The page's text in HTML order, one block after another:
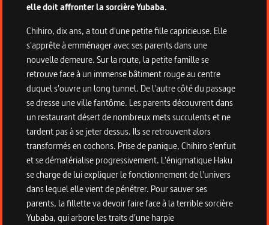
elle doit affronter la sorcière Yubaba.
Chihiro, dix ans, a tout d'une petite fille capricieuse. Elle
s'apprête à emménager avec ses parents dans une
nouvelle demeure. Sur la route, la petite famille se
retrouve face à un immense bâtiment rouge au centre
duquel s'ouvre un long tunnel. De l'autre côté du passage
se dresse une ville fantôme. Les parents découvrent dans
un restaurant désert de nombreux mets succulents et ne
tardent pas à se jeter dessus. Ils se retrouvent alors
transformés en cochons. Prise de panique, Chihiro s'enfuit
et se dématérialise progressivement. L'énigmatique Haku
se charge de lui expliquer le fonctionnement de l'univers
dans lequel elle vient de pénétrer. Pour sauver ses
parents, la fillette va devoir faire face à la terrible sorcière
Yubaba, qui arbore les traits d'une harpie